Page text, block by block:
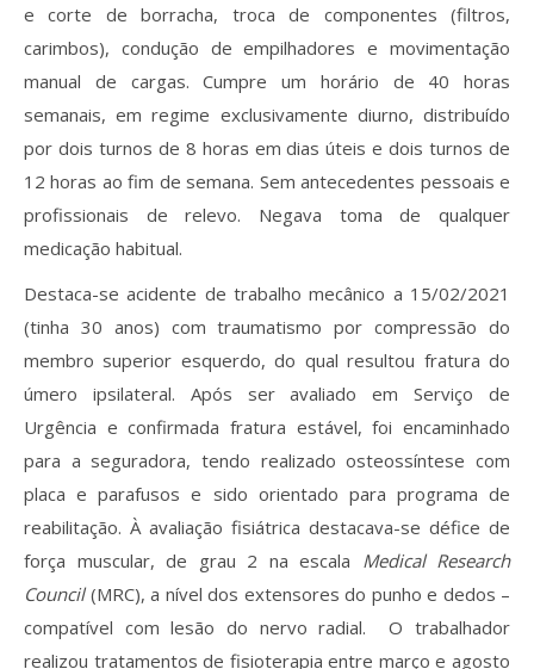
e corte de borracha, troca de componentes (filtros,
carimbos), condução de empilhadores e movimentação
manual de cargas. Cumpre um horário de 40 horas
semanais, em regime exclusivamente diurno, distribuído
por dois turnos de 8 horas em dias úteis e dois turnos de
12 horas ao fim de semana. Sem antecedentes pessoais e
profissionais de relevo. Negava toma de qualquer
medicação habitual.
Destaca-se acidente de trabalho mecânico a 15/02/2021
(tinha 30 anos) com traumatismo por compressão do
membro superior esquerdo, do qual resultou fratura do
úmero ipsilateral. Após ser avaliado em Serviço de
Urgência e confirmada fratura estável, foi encaminhado
para a seguradora, tendo realizado osteossíntese com
placa e parafusos e sido orientado para programa de
reabilitação. À avaliação fisiátrica destacava-se défice de
força muscular, de grau 2 na escala Medical Research
Council (MRC), a nível dos extensores do punho e dedos –
compatível com lesão do nervo radial. O trabalhador
realizou tratamentos de fisioterapia entre março e agosto